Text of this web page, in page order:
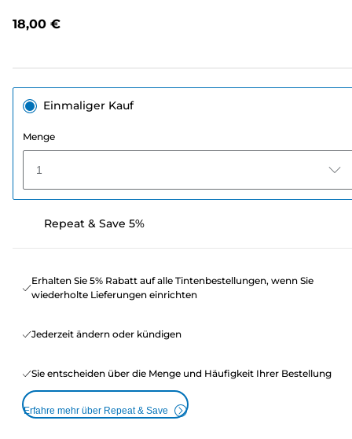
18,00 €
Einmaliger Kauf
Menge
1
Repeat & Save 5%
Erhalten Sie 5% Rabatt auf alle Tintenbestellungen, wenn Sie
wiederholte Lieferungen einrichten
Jederzeit ändern oder kündigen
Sie entscheiden über die Menge und Häufigkeit Ihrer Bestellung
Erfahre mehr über Repeat & Save